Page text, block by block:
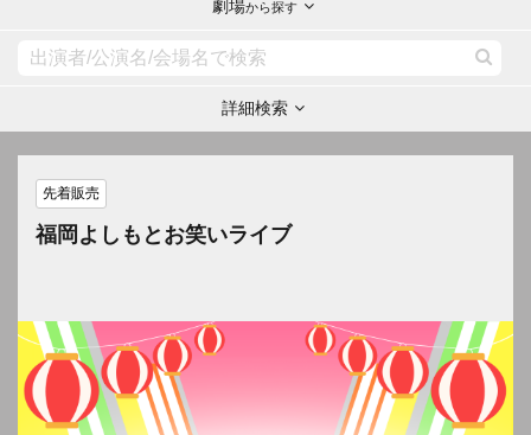
劇場から探す
詳細検索
先着販売
福岡よしもとお笑いライブ